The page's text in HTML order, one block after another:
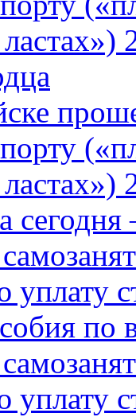
уплату
по
уплату